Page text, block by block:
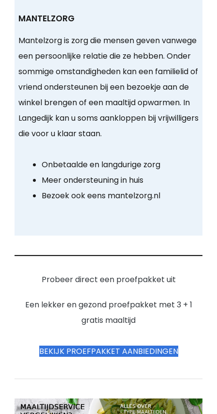
MANTELZORG
Mantelzorg is zorg die mensen geven vanwege
een persoonlijke relatie die ze hebben. Onder
sommige omstandigheden kan een familielid of
vriend ondersteunen bij een bezoekje aan de
winkel brengen of een maaltijd opwarmen. In
Langedijk kan u soms aankloppen bij vrijwilligers
die voor u klaar staan.
Onbetaalde en langdurige zorg
Meer ondersteuning in huis
Bezoek ook eens mantelzorg.nl
Probeer direct een proefpakket uit
Een lekker en gezond proefpakket met 3 + 1
gratis maaltijd
BEKIJK PROEFPAKKET AANBIEDINGEN